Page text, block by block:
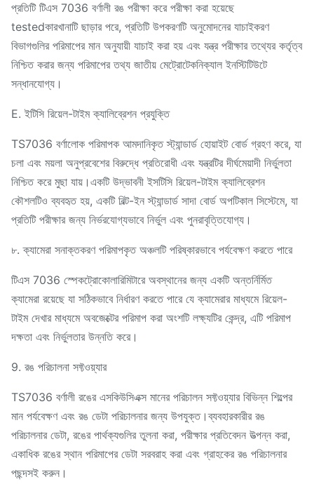
প্রতিটি টিএস 7036 বর্ণালী রঙ পরীক্ষা করে পরীক্ষা করা হয়েছে
testedকারখানাটি ছাড়ার পরে, প্রতিটি উপকরণটি অনুমোদনের যাচাইকরণ
বিভাগগুলির পরিমাপের মান অনুযায়ী যাচাই করা হয় এবং যন্ত্র পরীক্ষার তথ্যের কর্তৃত্ব
নিশ্চিত করার জন্য পরিমাপের তথ্য জাতীয় মেট্রোটেকনিক্যাল ইনস্টিটিউটে
সন্ধানযোগ্য।
E. ইটিসি রিয়েল-টাইম ক্যালিব্রেশন প্রযুক্তি
TS7036 বর্ণালোক পরিমাপক আমদানিকৃত স্ট্যান্ডার্ড হোয়াইট বোর্ড গ্রহণ করে, যা
চলা এবং ময়লা অনুপ্রবেশের বিরুদ্ধে প্রতিরোধী এবং যন্ত্রটির দীর্ঘমেয়াদী নির্ভুলতা
নিশ্চিত করে মুছা যায়।একটি উদ্ভাবনী ইসটিসি রিয়েল-টাইম ক্যালিব্রেশন
কৌশলটিও ব্যবহৃত হয়, একটি বিল্ট-ইন স্ট্যান্ডার্ড সাদা বোর্ড অপটিকাল সিস্টেমে, যা
প্রতিটি পরীক্ষার জন্য নির্ভরযোগ্যভাবে নির্ভুল এবং পুনরাবৃত্তিযোগ্য।
৮. ক্যামেরা সনাক্তকরণ পরিমাপকৃত অঞ্চলটি পরিষ্কারভাবে পর্যবেক্ষণ করতে পারে
টিএস 7036 স্পেকট্রোকোলারিমিটারে অবস্থানের জন্য একটি অন্তর্নির্মিত
ক্যামেরা রয়েছে যা সঠিকভাবে নির্ধারণ করতে পারে যে ক্যামেরার মাধ্যমে রিয়েল-
টাইম দেখার মাধ্যমে অবজেক্টের পরিমাপ করা অংশটি লক্ষ্যটির কেন্দ্র, এটি পরিমাপ
দক্ষতা এবং নির্ভুলতার উন্নতি করে।
9. রঙ পরিচালনা সফ্টওয়্যার
TS7036 বর্ণালী রঙের এসকিউসিএক্স মানের পরিচালন সফ্টওয়্যার বিভিন্ন শিল্পের
মান পর্যবেক্ষণ এবং রঙ ডেটা পরিচালনার জন্য উপযুক্ত।ব্যবহারকারীর রঙ
পরিচালনার ডেটা, রঙের পার্থক্যগুলির তুলনা করা, পরীক্ষার প্রতিবেদন উত্পন্ন করা,
একাধিক রঙের স্থান পরিমাপের ডেটা সরবরাহ করা এবং গ্রাহকের রঙ পরিচালনার
পছন্দসই করুন।